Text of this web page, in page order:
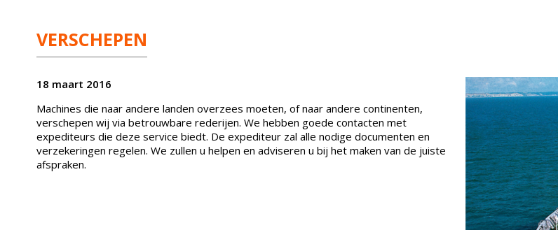
VERSCHEPEN
18 maart 2016
Machines die naar andere landen overzees moeten, of naar andere continenten,
verschepen wij via betrouwbare rederijen. We hebben goede contacten met
expediteurs die deze service biedt. De expediteur zal alle nodige documenten en
verzekeringen regelen. We zullen u helpen en adviseren u bij het maken van de juiste
afspraken.